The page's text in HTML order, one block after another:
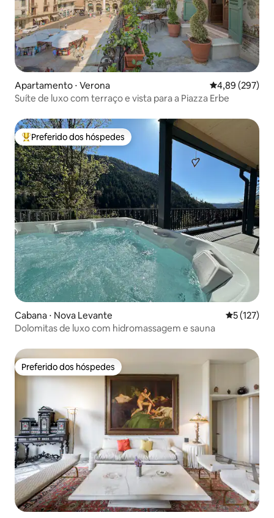
Apartamento ⋅ Verona 4,89 de uma
4,89 (297)
Suíte de luxo com terraço e vista para a Piazza Erbe
Entre os melhores preferidos dos hóspedes
Preferido dos hóspedes
Cabana ⋅ Nova Levante 5 de uma
5 (127)
Dolomitas de luxo com hidromassagem e sauna
Preferido dos hóspedes
Preferido dos hóspedes